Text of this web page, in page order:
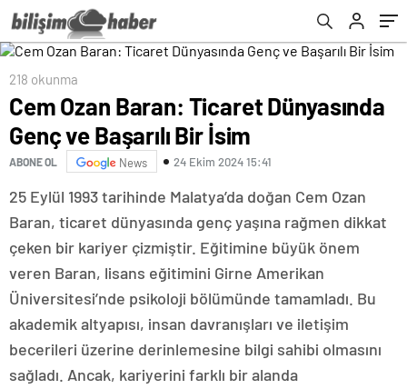
218 okunma
Cem Ozan Baran: Ticaret Dünyasında
Genç ve Başarılı Bir İsim
ABONE OL News 24 Ekim 2024 15:41
25 Eylül 1993 tarihinde Malatya’da doğan Cem Ozan
Baran, ticaret dünyasında genç yaşına rağmen dikkat
çeken bir kariyer çizmiştir. Eğitimine büyük önem
veren Baran, lisans eğitimini Girne Amerikan
Üniversitesi’nde psikoloji bölümünde tamamladı. Bu
akademik altyapısı, insan davranışları ve iletişim
becerileri üzerine derinlemesine bilgi sahibi olmasını
sağladı. Ancak, kariyerini farklı bir alanda